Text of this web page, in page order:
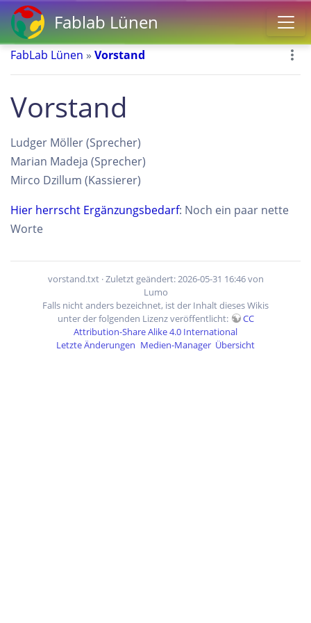
Fablab Lünen
FabLab Lünen » Vorstand
Vorstand
Ludger Möller (Sprecher)
Marian Madeja (Sprecher)
Mirco Dzillum (Kassierer)
Hier herrscht Ergänzungsbedarf: Noch ein paar nette
Worte
vorstand.txt· Zuletzt geändert: 2026-05-31 16:46 von
Lumo
Falls nicht anders bezeichnet, ist der Inhalt dieses Wikis
unter der folgenden Lizenz veröffentlicht:
CC
Attribution-Share Alike 4.0 International
Letzte Änderungen Medien-Manager Übersicht